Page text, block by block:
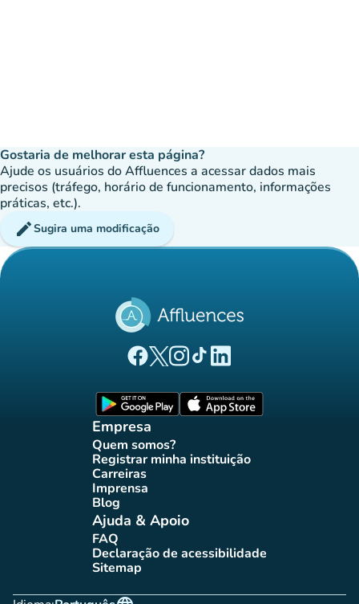
Gostaria de melhorar esta página?
Ajude os usuários do Affluences a acessar dados mais
precisos (tráfego, horário de funcionamento, informações
práticas, etc.).
editSugira uma modificação
(novo separador)
(novo separador)
(novo separador)
(novo separador)
(novo separador)
Empresa
Quem somos?(novo separador)
Registrar minha instituição
(novo separador)
Carreiras(novo separador)
Imprensa(novo separador)
Blog(novo separador)
Ajuda & Apoio
FAQ(novo separador)
Declaração de acessibilidade
(novo separador)
Sitemap(novo separador)